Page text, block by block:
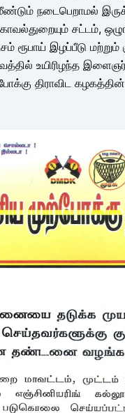
நடைபெறாமல்
சட்டம்,
ரூபாய் இழப்பீடு
உயிரிழந்த
திராவிட